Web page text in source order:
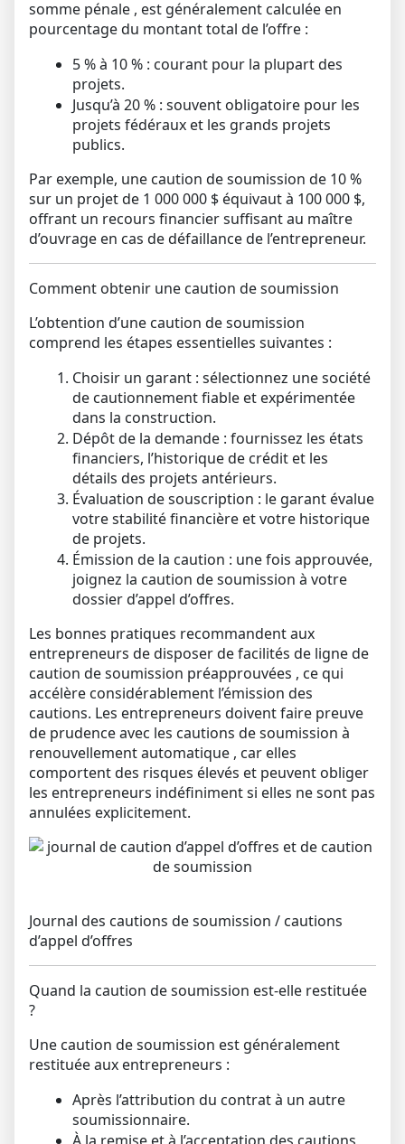
somme pénale , est généralement calculée en
pourcentage du montant total de l’offre :
5 % à 10 % : courant pour la plupart des
projets.
Jusqu’à 20 % : souvent obligatoire pour les
projets fédéraux et les grands projets
publics.
Par exemple, une caution de soumission de 10 %
sur un projet de 1 000 000 $ équivaut à 100 000 $,
offrant un recours financier suffisant au maître
d’ouvrage en cas de défaillance de l’entrepreneur.
Comment obtenir une caution de soumission
L’obtention d’une caution de soumission
comprend les étapes essentielles suivantes :
Choisir un garant : sélectionnez une société
de cautionnement fiable et expérimentée
dans la construction.
Dépôt de la demande : fournissez les états
financiers, l’historique de crédit et les
détails des projets antérieurs.
Évaluation de souscription : le garant évalue
votre stabilité financière et votre historique
de projets.
Émission de la caution : une fois approuvée,
joignez la caution de soumission à votre
dossier d’appel d’offres.
Les bonnes pratiques recommandent aux
entrepreneurs de disposer defacilités de ligne de
caution de soumission préapprouvées , ce qui
accélère considérablement l’émission des
cautions. Les entrepreneurs doivent faire preuve
de prudence avec les cautions de soumission à
renouvellement automatique , car elles
comportent des risques élevés et peuvent obliger
les entrepreneurs indéfiniment si elles ne sont pas
annulées explicitement.
Journal des cautions de soumission / cautions
d’appel d’offres
Quand la caution de soumission est-elle restituée
?
Une caution de soumission est généralement
restituée aux entrepreneurs :
Après l’attribution du contrat à un autre
soumissionnaire.